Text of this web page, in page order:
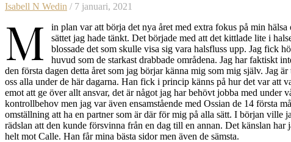
Isabell N Wedin / 7 januari, 2021
M
in plan var att börja det nya året med extra fokus på min
sättet jag hade tänkt. Det började med att det kittlade lite i
blossade det som skulle visa sig vara halsfluss upp. Jag fick
huvud som de starkast drabbade områdena. Jag har faktiskt
den första dagen detta året som jag börjar känna mig som mig själv. Jag
oss alla under de här dagarna. Han fick i princip känns på hur det var att
emot att ge över allt ansvar, det är något jag har behövt jobba med under
kontrollbehov men jag var även ensamstående med Ossian de 14 första
omställning att ha en partner som är där för mig på alla sätt. I början ville
rädslan att den kunde försvinna från en dag till en annan. Det känslan
helt mot Calle. Han får mina bästa sidor men även de sämsta.